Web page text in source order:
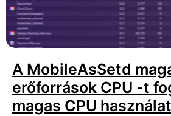
A MobileAsSetd
erőforrások CPU -t
magas CPU használat